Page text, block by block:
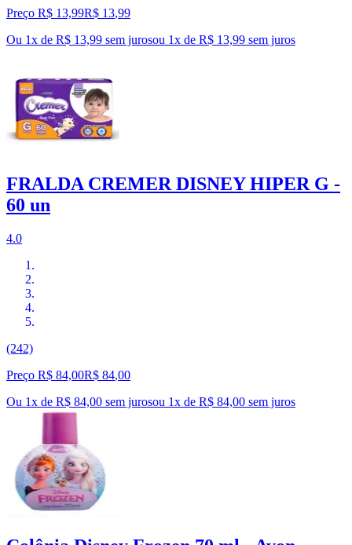
Preço R$ 13,99R$ 13,99
Ou 1x de R$ 13,99 sem jurosou 1x de R$ 13,99 sem juros
FRALDA CREMER DISNEY HIPER G -
60 un
4.0
(242)
Preço R$ 84,00R$ 84,00
Ou 1x de R$ 84,00 sem jurosou 1x de R$ 84,00 sem juros